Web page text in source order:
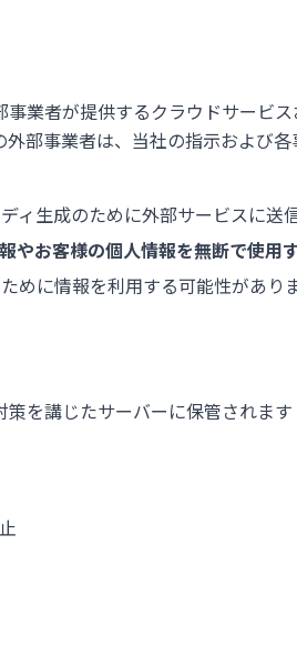
業者が提供するクラウドサービ
部事業者は、当社の指示および
ィ生成のために外部サービスに送
やお客様の個人情報を無断で使用
めに情報を利用する可能性があり
を講じたサーバーに保管されます